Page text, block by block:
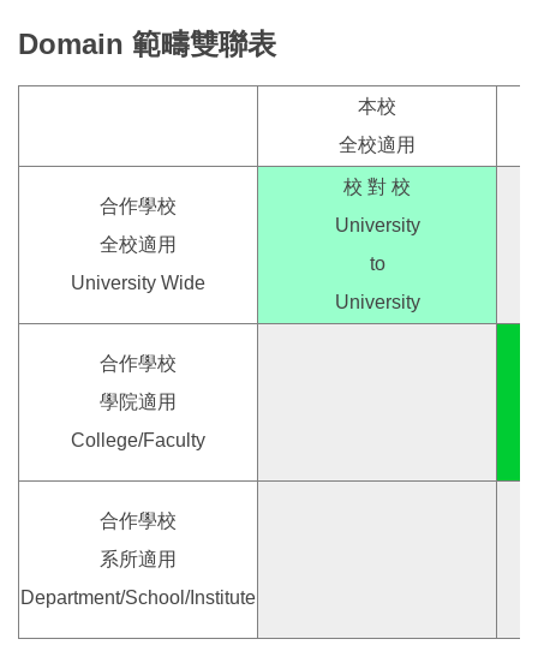
Domain 範疇雙聯表
本校
全校適用
合作學校
全校適用
University Wide
校 對 校
University
to
University
合作學校
學院適用
College/Faculty
合作學校
系所適用
Department/School/Institute